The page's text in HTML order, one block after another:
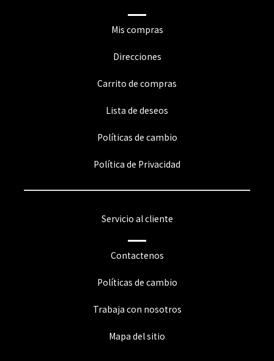
Mis compras
Direcciones
Carrito de compras
Lista de deseos
Políticas de cambio
Política de Privacidad
Servicio al cliente
Contactenos
Políticas de cambio
Trabaja con nosotros
Mapa del sitio